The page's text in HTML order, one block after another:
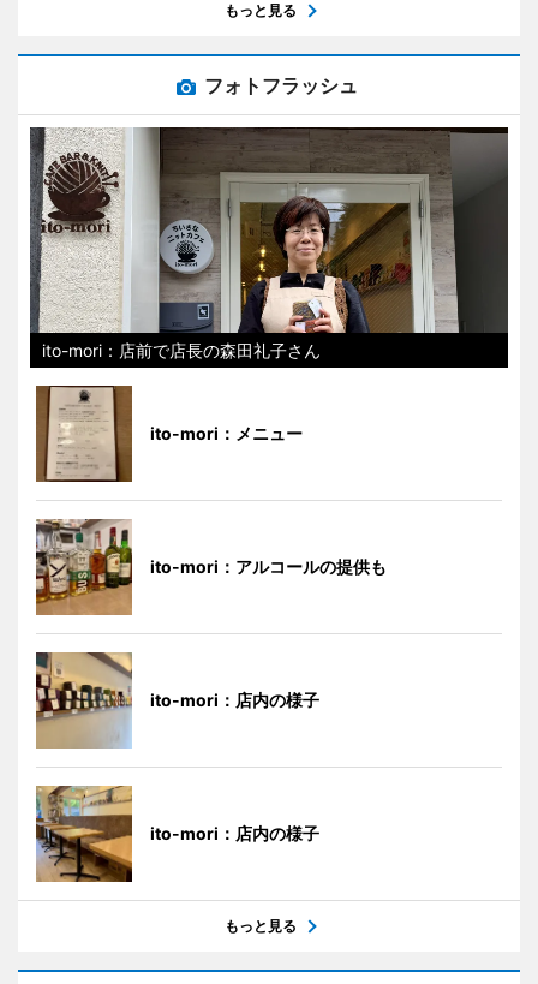
もっと見る
フォトフラッシュ
ito-mori：店前で店長の森田礼子さん
ito-mori：メニュー
ito-mori：アルコールの提供も
ito-mori：店内の様子
ito-mori：店内の様子
もっと見る